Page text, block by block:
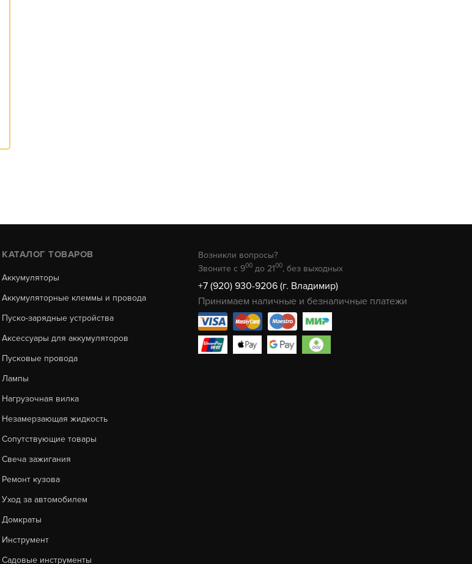
КАТАЛОГ ТОВАРОВ
Аккумуляторы
Аккумуляторные клеммы и провода
Пуско-зарядные устройства
Аксессуары для аккумуляторов
Пусковые провода
Лампы
Нагрузочная вилка
Незамерзающая жидкость
Сопутствующие товары
Свеча зажигания
Ремонт кузова
Уход за автомобилем
Домкраты
Инструмент
Садовые инструменты
Возникли вопросы?
Звоните с 900 до 2100, без выходных
+7 (920) 930-9206 (г. Владимир)
Принимаем наличные и безналичные платежи